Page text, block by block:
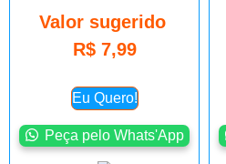
Valor sugerido
R$7,99
Eu Quero!
Peça pelo Whats'App